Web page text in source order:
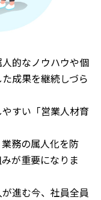
的なノウハウや個
成果を継続しづら
すい「営業人材育
務の属人化を防
が重要になりま
進む今、社員全員